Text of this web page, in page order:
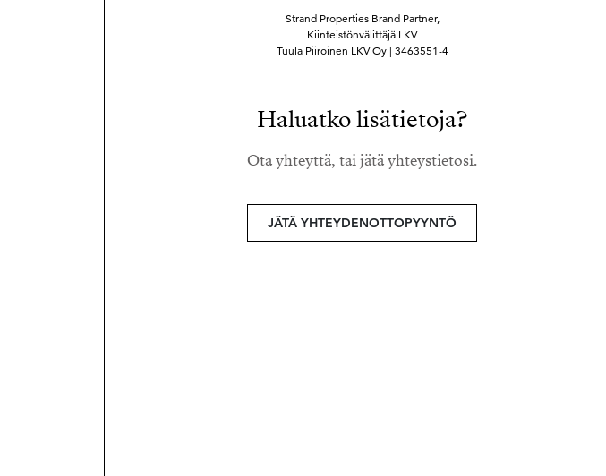
Strand Properties Brand Partner,
Kiinteistönvälittäjä LKV
Tuula Piiroinen LKV Oy | 3463551-4
Haluatko lisätietoja?
Ota yhteyttä, tai jätä yhteystietosi.
JÄTÄ YHTEYDENOTTOPYYNTÖ